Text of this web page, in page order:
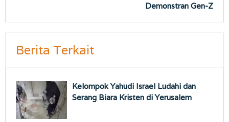
Demonstran Gen-Z
Berita Terkait
Kelompok Yahudi Israel Ludahi dan
Serang Biara Kristen di Yerusalem